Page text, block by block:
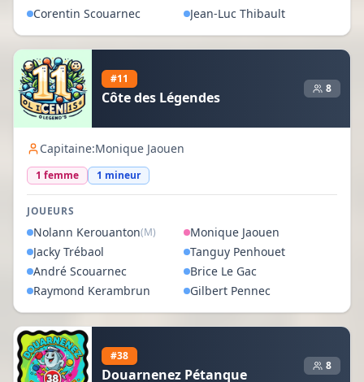
Corentin Scouarnec Jean-Luc Thibault
#11
Côte des Légendes
8
Capitaine:Monique Jaouen
1 femme 1 mineur
JOUEURS
Nolann Kerouanton(M) Monique Jaouen
Jacky Trébaol Tanguy Penhouet
André Scouarnec Brice Le Gac
Raymond Kerambrun Gilbert Pennec
#38
Douarnenez Pétanque
8